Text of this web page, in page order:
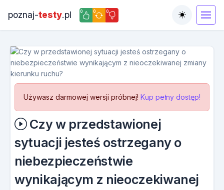
poznaj-testy.pl 0 0 0
Toggle
Używasz darmowej wersji próbnej! Kup pełny dostęp!
Czy w przedstawionej
sytuacji jesteś ostrzegany o
niebezpieczeństwie
wynikającym z nieoczekiwanej